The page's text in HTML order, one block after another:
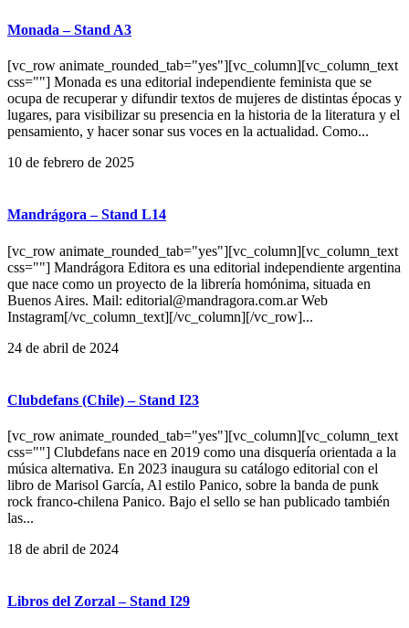
Monada – Stand A3
[vc_row animate_rounded_tab="yes"][vc_column][vc_column_text
css=""] Monada es una editorial independiente feminista que se
ocupa de recuperar y difundir textos de mujeres de distintas épocas y
lugares, para visibilizar su presencia en la historia de la literatura y el
pensamiento, y hacer sonar sus voces en la actualidad. Como...
10 de febrero de 2025
Mandrágora – Stand L14
[vc_row animate_rounded_tab="yes"][vc_column][vc_column_text
css=""] Mandrágora Editora es una editorial independiente argentina
que nace como un proyecto de la librería homónima, situada en
Buenos Aires. Mail: editorial@mandragora.com.ar Web
Instagram[/vc_column_text][/vc_column][/vc_row]...
24 de abril de 2024
Clubdefans (Chile) – Stand I23
[vc_row animate_rounded_tab="yes"][vc_column][vc_column_text
css=""] Clubdefans nace en 2019 como una disquería orientada a la
música alternativa. En 2023 inaugura su catálogo editorial con el
libro de Marisol García, Al estilo Panico, sobre la banda de punk
rock franco-chilena Panico. Bajo el sello se han publicado también
las...
18 de abril de 2024
Libros del Zorzal – Stand I29